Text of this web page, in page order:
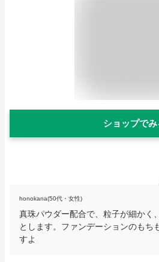
ショップでみ
honokana(50代・女性)
真珠パウダー配合で、粒子が細かく
とします。ファンデーションのもち
すよ